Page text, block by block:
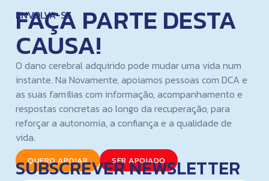
ENVOLVA-SE
FAÇA PARTE DESTA
CAUSA!
O dano cerebral adquirido pode mudar uma vida num
instante. Na Novamente, apoiamos pessoas com DCA e
as suas famílias com informação, acompanhamento e
respostas concretas ao longo da recuperação, para
reforçar a autonomia, a confiança e a qualidade de
vida.
QUERO APOIAR SER APOIADO
SUBSCREVER NEWSLETTER